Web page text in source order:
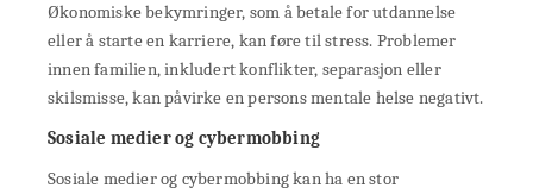
Økonomiske bekymringer, som å betale for utdannelse
eller å starte en karriere, kan føre til stress. Problemer
innen familien, inkludert konflikter, separasjon eller
skilsmisse, kan påvirke en persons mentale helse negativt.
Sosiale medier og cybermobbing
Sosiale medier og cybermobbing kan ha en stor